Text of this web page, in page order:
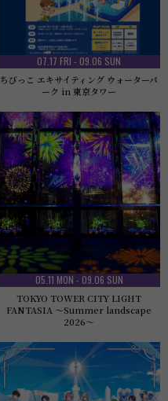
07.17 FRI - 09.06 SUN
ちびっこ エキサイティング ウォーターパ
ーク in 東京タワー
05.11 MON - 09.06 SUN
TOKYO TOWER CITY LIGHT
FANTASIA ～Summer landscape
2026～